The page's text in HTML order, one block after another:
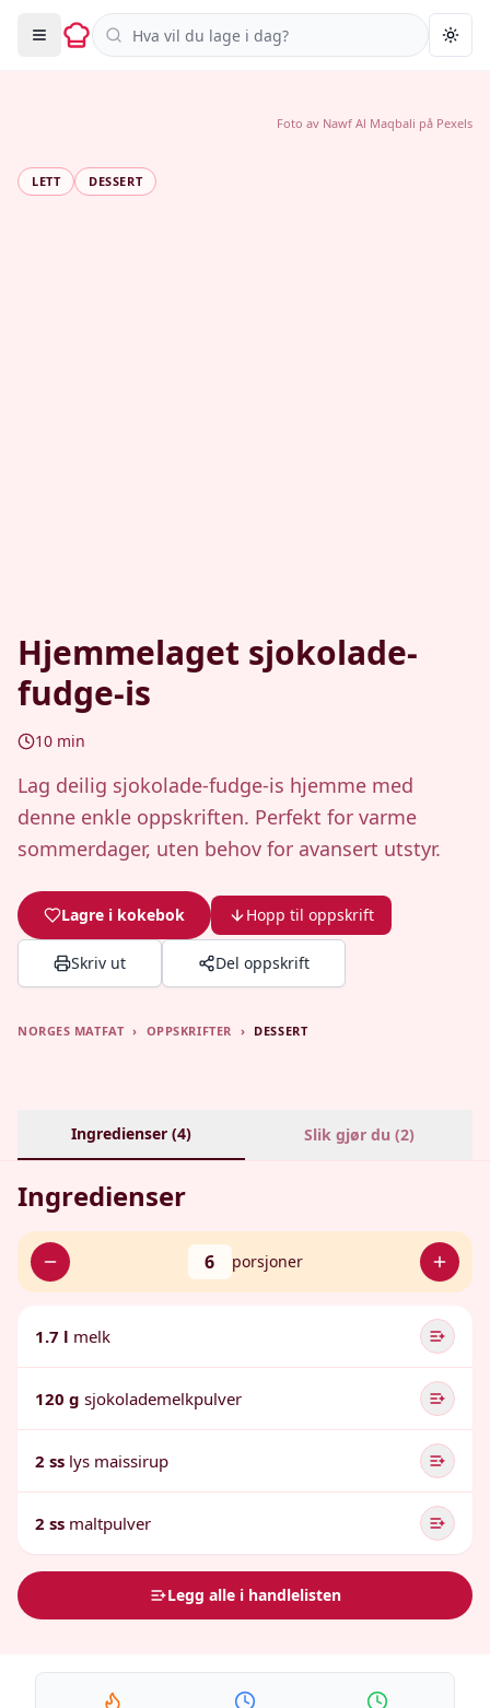
Søk i oppskrifter
LETT DESSERT
Hjemmelaget sjokolade-
fudge-is
10 min
Lag deilig sjokolade-fudge-is hjemme med
denne enkle oppskriften. Perfekt for varme
sommerdager, uten behov for avansert utstyr.
Lagre i kokebok Hopp til oppskrift
Skriv ut Del oppskrift
Foto av Nawf Al Maqbali på Pexels
NORGES MATFAT › OPPSKRIFTER › DESSERT
Ingredienser (4) Slik gjør du (2)
Ingredienser
6 porsjoner
1.7 l melk
120 g sjokolademelkpulver
2 ss lys maissirup
2 ss maltpulver
Legg alle i handlelisten